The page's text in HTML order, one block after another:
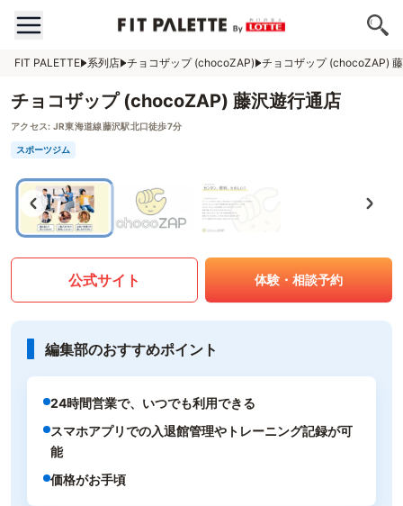
FIT PALETTE 系列店 チョコザップ (chocoZAP) チョコザップ (chocoZAP)
チョコザップ (chocoZAP) 藤沢遊行通店
アクセス: JR東海道線藤沢駅北口徒歩7分
スポーツジム
公式サイト 体験・相談予約
編集部のおすすめポイント
24時間営業で、いつでも利用できる
スマホアプリでの入退館管理やトレーニング記録が可
能
価格がお手頃